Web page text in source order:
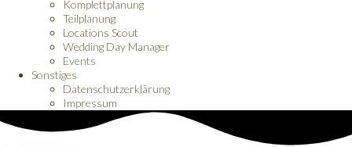
Komplettplanung
Teilplanung
Locations Scout
Wedding Day Manager
Events
Sonstiges
Datenschutzerklärung
Impressum